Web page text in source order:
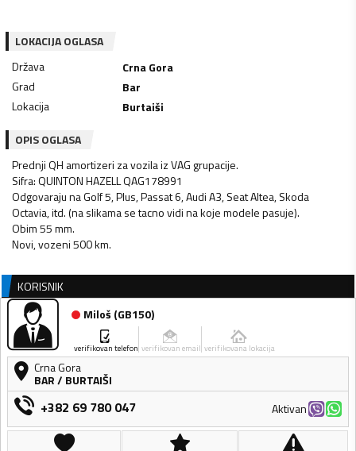
LOKACIJA OGLASA
Država
Crna Gora
Grad
Bar
Lokacija
Burtaiši
OPIS OGLASA
Prednji QH amortizeri za vozila iz VAG grupacije.
Sifra: QUINTON HAZELL QAG178991
Odgovaraju na Golf 5, Plus, Passat 6, Audi A3, Seat Altea, Skoda
Octavia, itd. (na slikama se tacno vidi na koje modele pasuje).
Obim 55 mm.
Novi, vozeni 500 km.
KORISNIK
Miloš (GB150)
verifikovan telefon verifikovan email verifikovana lokacija
Crna Gora
BAR/ BURTAIŠI
+382 69 780 047 Aktivan